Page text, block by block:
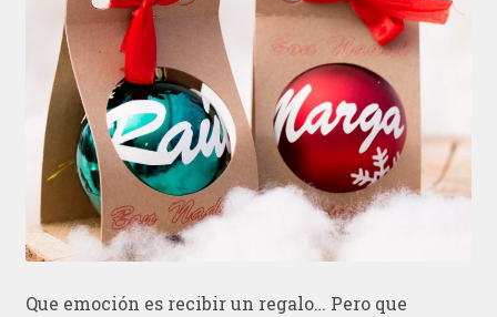
Que emoción es recibir un regalo… Pero que